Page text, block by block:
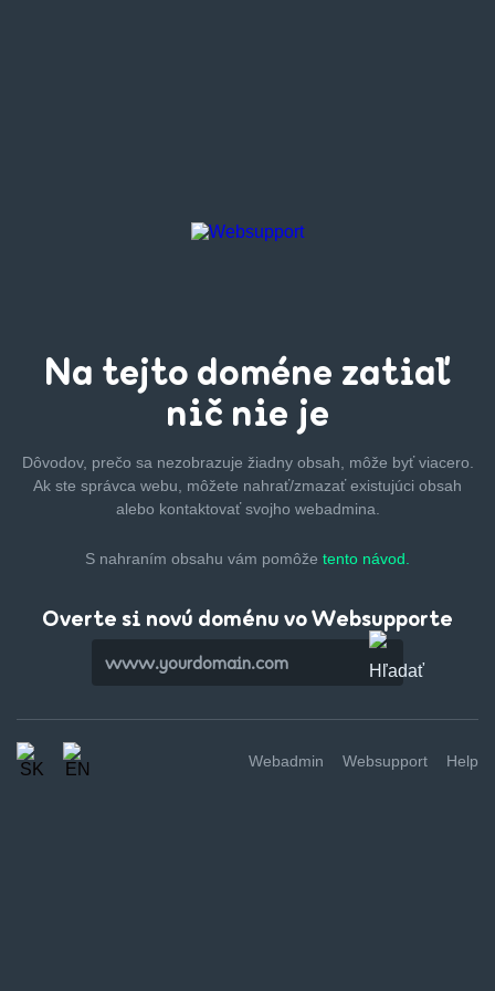
Na tejto doméne zatiaľ
nič nie je
Dôvodov, prečo sa nezobrazuje žiadny obsah, môže byťviacero.
Ak ste správca webu, môžete nahrať/zmazaťexistujúci obsah
alebo kontaktovať svojho webadmina.
S nahraním obsahu vám pomôže tento návod.
Overte si novú doménu vo Websupporte
Webadmin Websupport Help